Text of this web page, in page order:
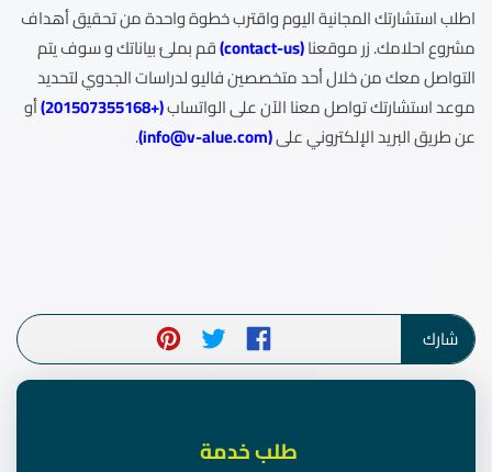
اطلب استشارتك المجانية اليوم واقترب خطوة واحدة من تحقيق أهداف
مشروع احلامك. زر موقعنا(
contact-us
)قم بملئ بياناتك و سوف يتم
التواصل معك من خلال أحد متخصصين فاليو لدراسات الجدوي لتحديد
موعد استشارتك تواصل معنا الآن على الواتساب(
+201507355168
)أو
عن طريق البريد الإلكتروني على(
info@v-alue.com
)
.
شارك
طلب خدمة